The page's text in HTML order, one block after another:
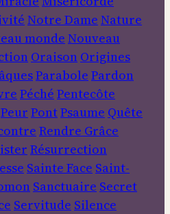
Notre Dame Nature
monde Nouveau
Oraison Origines
Parabole Pardon
Péché Pentecôte
Peur PontPsaume Quête
Rendre Grâce
Résurrection
Sainte Face Saint-
Sanctuaire Secret
Servitude Silence